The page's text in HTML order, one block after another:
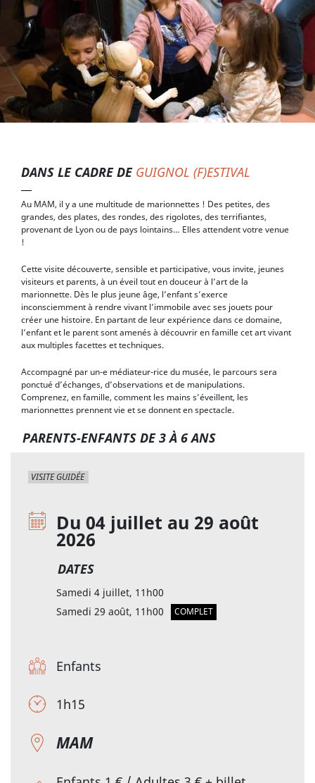
DANS LE CADRE DE GUIGNOL (F)ESTIVAL
Au MAM, il y a une multitude de marionnettes ! Des petites, des
grandes, des plates, des rondes, des rigolotes, des terrifiantes,
provenant de Lyon ou de pays lointains… Elles attendent votre venue
!
Cette visite découverte, sensible et participative, vous invite, jeunes
visiteurs et parents, à un éveil tout en douceur à l’art de la
marionnette. Dès le plus jeune âge, l’enfant s’exerce
inconsciemment à rendre vivant l’immobile avec ses jouets pour
créer une histoire. En partant de leur expérience dans ce domaine,
l’enfant et le parent sont amenés à découvrir en famille cet art vivant
aux multiples facettes et techniques.
Accompagné par un-e médiateur-rice du musée, le parcours sera
ponctué d’échanges, d’observations et de manipulations.
Comprenez, en famille, comment les mains s’éveillent, les
marionnettes prennent vie et se donnent en spectacle.
PARENTS-ENFANTS DE 3 À 6 ANS
VISITE GUIDÉE
Du 04 juillet au 29 août
2026
DATES
Samedi 4 juillet, 11h00
Samedi 29 août, 11h00
COMPLET
Enfants
1h15
MAM